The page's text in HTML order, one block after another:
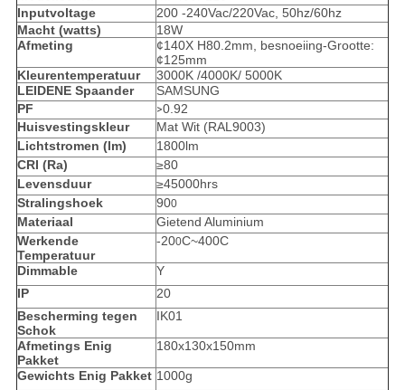
Inputvoltage
200 -240Vac/220Vac, 50hz/60hz
Macht (watts)
18W
Afmeting
¢140X H80.2mm, besnoeiing-Grootte:
¢125mm
Kleurentemperatuur
3000K /4000K/ 5000K
LEIDENE Spaander
SAMSUNG
PF
>0.92
Huisvestingskleur
Mat Wit (RAL9003)
Lichtstromen (lm)
1800lm
CRI (Ra)
≥80
Levensduur
≥45000hrs
Stralingshoek
900
Materiaal
Gietend Aluminium
Werkende
Temperatuur
-200C~400C
Dimmable
Y
IP
20
Bescherming tegen
Schok
IK01
Afmetings Enig
Pakket
180x130x150mm
Gewichts Enig Pakket 1000g